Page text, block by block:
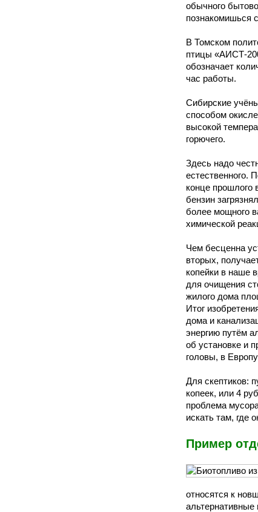
обычного
познакомишься
В Томском
птицы «АИСТ-
обозначает
час работы.
Сибирские
способом
высокой
горючего.
Здесь надо
естественного.
конце прошлого
бензин
более мощного
химической
Чем бесценна
вторых,
копейки в наше
для очищения
жилого дома
Итог
дома и
энергию путём
об установке и
головы, в
Для скептиков:
копеек, или 4
проблема
искать там, где
Пример
относятся к
альтернативные